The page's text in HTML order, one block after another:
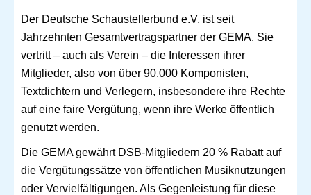
Der Deutsche Schaustellerbund e.V. ist seit
Jahrzehnten Gesamtvertragspartner der GEMA. Sie
vertritt – auch als Verein – die Interessen ihrer
Mitglieder, also von über 90.000 Komponisten,
Textdichtern und Verlegern, insbesondere ihre Rechte
auf eine faire Vergütung, wenn ihre Werke öffentlich
genutzt werden.
Die GEMA gewährt DSB-Mitgliedern 20 % Rabatt auf
die Vergütungssätze von öffentlichen Musiknutzungen
oder Vervielfältigungen. Als Gegenleistung für diese